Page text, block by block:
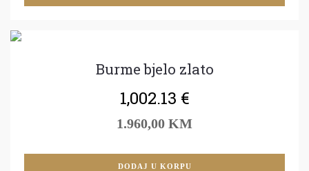
Burme bjelo zlato
1,002.13 €
1.960,00 KM
DODAJ U KORPU